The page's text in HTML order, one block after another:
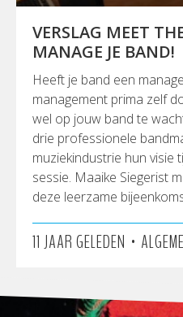
VERSLAG MEET
MANAGE JE BAND!
Heeft je band een
management prima zelf
wel op jouw band te
drie professionele
muziekindustrie hun visie
sessie. Maaike Siegerist
deze leerzame
11 JAAR GELEDEN •